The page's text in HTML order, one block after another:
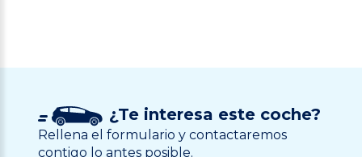
¿Te interesa este coche?
Rellena el formulario y contactaremos
contigo lo antes posible.